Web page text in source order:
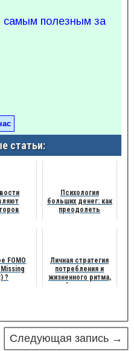
самым полезным за
статьи:
Психология
больших денег: как
преодолеть
FOMO
?
Личная стратегия
потребления и
жизненного ритма,
чтобы получать
Следующая запись →